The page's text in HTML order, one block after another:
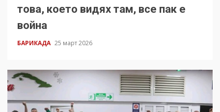
това, което видях там, все пак е
война
БАРИКАДА 25 март 2026